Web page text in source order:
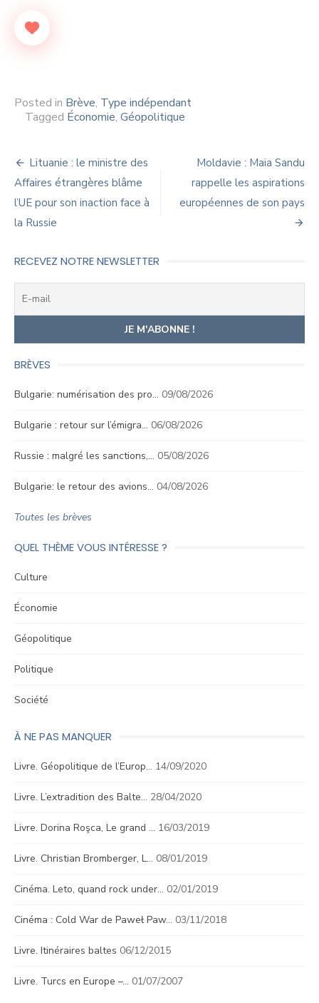
Posted in Brève, Type indépendant
Tagged Économie, Géopolitique
Navigation
de
l’article
Lituanie : le ministre des
Affaires étrangères blâme
l’UE pour son inaction face à
la Russie
Moldavie : Maia Sandu
rappelle les aspirations
européennes de son pays
RECEVEZ NOTRE NEWSLETTER
BRÈVES
Bulgarie: numérisation des pro… 09/08/2026
Bulgarie : retour sur l’émigra… 06/08/2026
Russie : malgré les sanctions,… 05/08/2026
Bulgarie: le retour des avions… 04/08/2026
Toutes les brèves
QUEL THÈME VOUS INTÉRESSE ?
Culture
Économie
Géopolitique
Politique
Société
À NE PAS MANQUER
Livre. Géopolitique de l’Europ… 14/09/2020
Livre. L’extradition des Balte… 28/04/2020
Livre. Dorina Roşca, Le grand … 16/03/2019
Livre. Christian Bromberger, L… 08/01/2019
Cinéma. Leto, quand rock under… 02/01/2019
Cinéma : Cold War de Paweł Paw… 03/11/2018
Livre. Itinéraires baltes 06/12/2015
Livre. Turcs en Europe –… 01/07/2007